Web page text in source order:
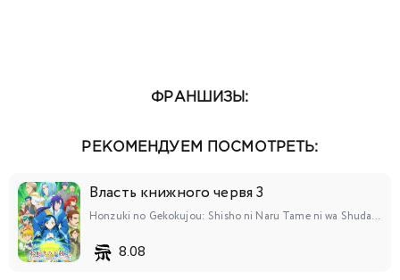
ФРАНШИЗЫ:
РЕКОМЕНДУЕМ ПОСМОТРЕТЬ:
Власть книжного червя 3
Honzuki no Gekokujou: Shisho ni Naru Tame ni wa Shudan wo Erandeiraremasen 3rd Season
8.08